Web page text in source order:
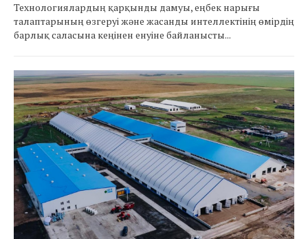
Технологиялардың қарқынды дамуы, еңбек нарығы
талаптарының өзгеруі және жасанды интеллектінің өмірдің
барлық саласына кеңінен енуіне байланысты...